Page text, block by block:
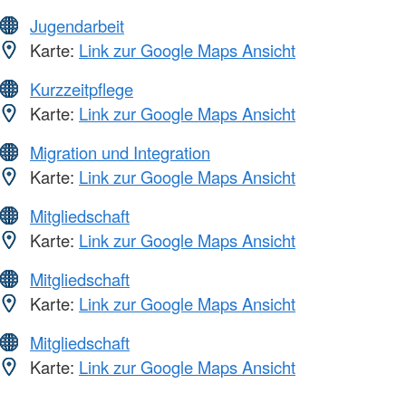
Jugendarbeit
Karte: Link zur Google Maps Ansicht
Kurzzeitpflege
Karte: Link zur Google Maps Ansicht
Migration und Integration
Karte: Link zur Google Maps Ansicht
Mitgliedschaft
Karte: Link zur Google Maps Ansicht
Mitgliedschaft
Karte: Link zur Google Maps Ansicht
Mitgliedschaft
Karte: Link zur Google Maps Ansicht